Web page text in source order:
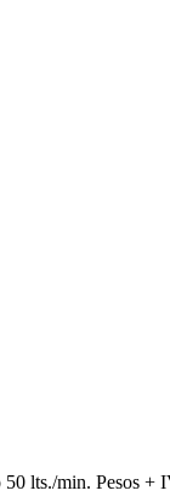
50 lts./min. Pesos +